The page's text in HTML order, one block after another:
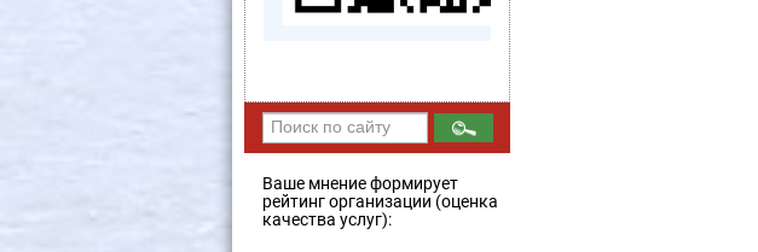
Ваше мнение формирует
рейтинг организации (оценка
качества услуг):